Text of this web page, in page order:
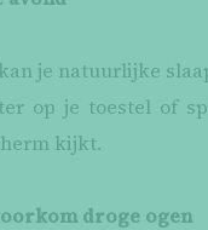
je natuurlijke
op je toestel of
kijkt.
droge ogen